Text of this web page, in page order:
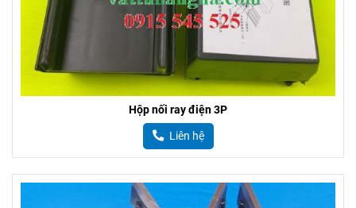
Hộp nối ray điện 3P
Liên hệ